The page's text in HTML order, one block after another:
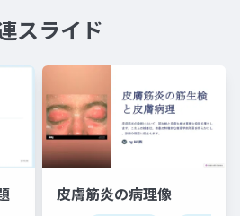
スライド
皮膚筋炎の病理像